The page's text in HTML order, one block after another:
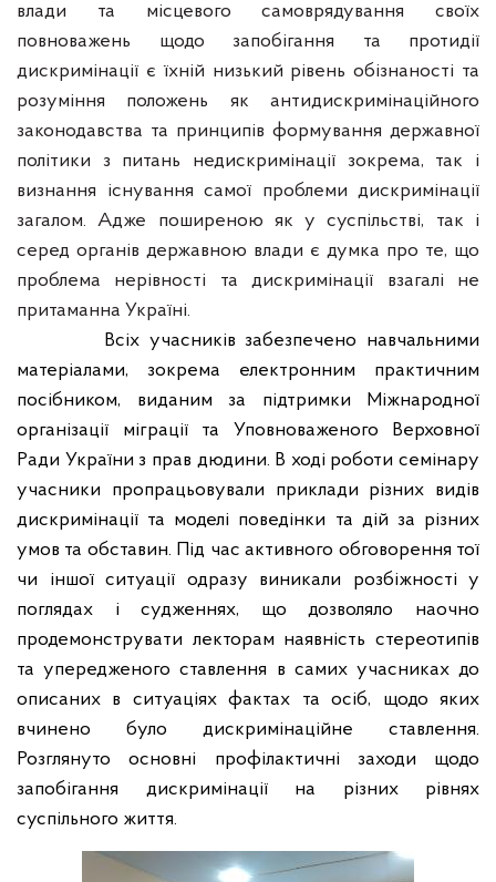
влади та місцевого самоврядування своїх
повноважень щодо запобігання та протидії
дискримінації є їхній низький рівень обізнаності та
розуміння положень як антидискримінаційного
законодавства та принципів формування державної
політики з питань недискримінації зокрема, так і
визнання існування самої проблеми дискримінації
загалом.Адже поширеною як у суспільстві, так і
серед органів державною влади є думка про те, що
проблема нерівності та дискримінації взагалі не
притаманна Україні.
Всіх учасників забезпечено навчальними
матеріалами, зокрема електронним практичним
посібником, виданим за підтримки Міжнародної
організації міграції та Уповноваженого Верховної
Ради України з прав дюдини. В ході роботи семінару
учасники пропрацьовували приклади різних видів
дискримінації та моделі поведінки та дій за різних
умов та обставин. Під час активного обговорення тої
чи іншої ситуації одразу виникали розбіжності у
поглядах і судженнях, що дозволяло наочно
продемонструвати лекторам наявність стереотипів
та упередженого ставлення в самих учасниках до
описаних в ситуаціях фактах та осіб, щодо яких
вчинено було дискримінаційне ставлення.
Розглянуто основні профілактичні заходи щодо
запобігання дискримінації на різних рівнях
суспільного життя.